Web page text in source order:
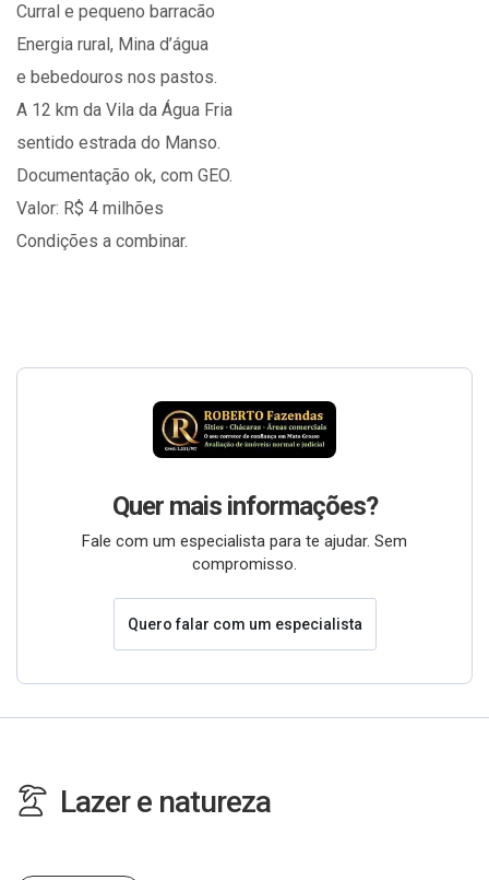
Curral e pequeno barracão
Energia rural, Mina d’água
e bebedouros nos pastos.
A 12 km da Vila da Água Fria
sentido estrada do Manso.
Documentação ok, com GEO.
Valor: R$ 4 milhões
Condições a combinar.
Quer mais informações?
Fale com um especialista para te ajudar. Sem
compromisso.
Quero falar com um especialista
Lazer e natureza